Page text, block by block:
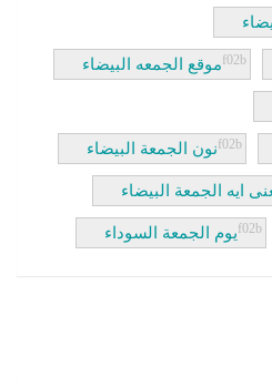
موقع الجمعه البيضاء
نون الجمعة البيضاء
ايه الجمعة البيضاء
يوم الجمعة السوداء